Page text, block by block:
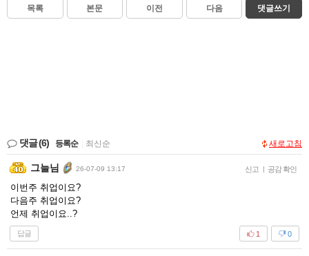
목록 본문 이전 다음 댓글쓰기
댓글(6) 등록순 최신순 새로고침
그늘님 26-07-09 13:17 신고 | 공감 확인
이번주 취업이요?
다음주 취업이요?
언제 취업이요..?
답글 0
1